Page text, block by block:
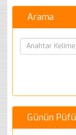
Arama
Günün Püfü